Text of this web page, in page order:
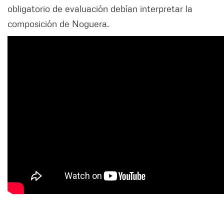
obligatorio de evaluación debían interpretar la
composición de Noguera.